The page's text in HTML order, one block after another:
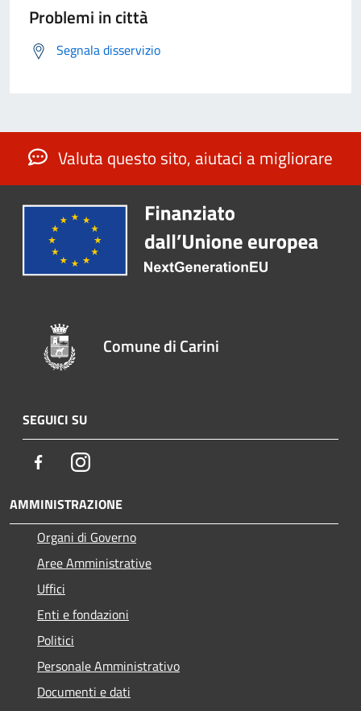
Problemi in città
Segnala disservizio
Valuta questo sito, aiutaci a migliorare
Comune di Carini
SEGUICI SU
FacebookInstagram
AMMINISTRAZIONE
Organi di Governo
Aree Amministrative
Uffici
Enti e fondazioni
Politici
Personale Amministrativo
Documenti e dati